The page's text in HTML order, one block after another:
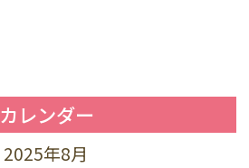
カレンダー
2025年8月